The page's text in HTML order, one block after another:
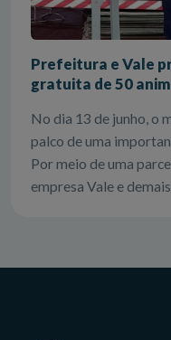
Prefeitura e Vale
gratuita de 50
No dia 13 de junho, o
palco de uma
Por meio de uma
empresa Vale e demais